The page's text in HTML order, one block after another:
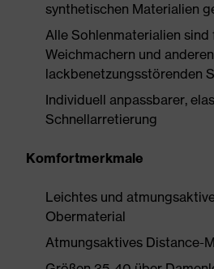
synthetischen Materialien
Alle Sohlenmaterialien sind
Weichmachern und anderen
lackbenetzungsstörenden
Individuell anpassbarer,
Schnellarretierung
Komfortmerkmale
Leichtes und
Obermaterial
Atmungsaktives Distance-